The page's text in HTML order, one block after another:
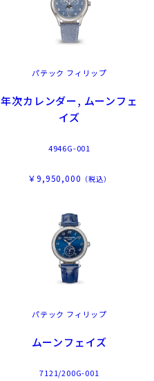
パテック フィリップ
年次カレンダー, ムーンフェ
イズ
4946G-001
￥9,950,000 （税込）
パテック フィリップ
ムーンフェイズ
7121/200G-001